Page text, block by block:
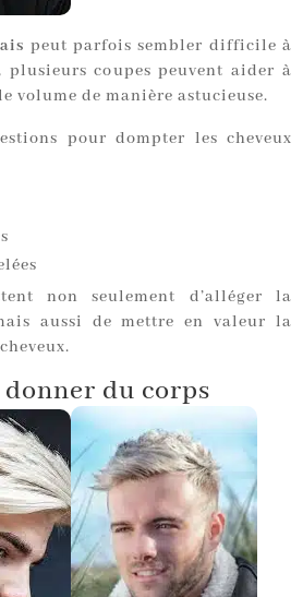
peut parfois sembler difficile à
plusieurs coupes peuvent aider à
volume de manière astucieuse.
pour dompter les cheveux
non seulement d’alléger la
aussi de mettre en valeur la
du corps